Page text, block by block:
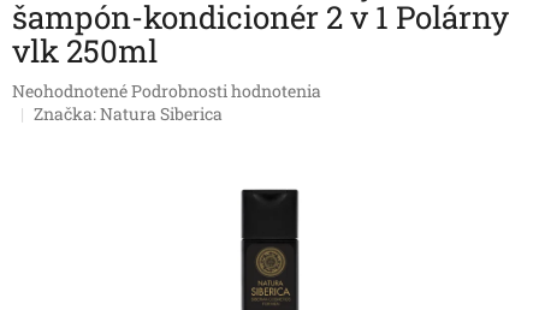
šampón-kondicionér 2 v 1 Polárny
vlk 250ml
Priemerné
hodnotenie
NeohodnotenéPodrobnosti hodnotenia
Značka:Natura Siberica